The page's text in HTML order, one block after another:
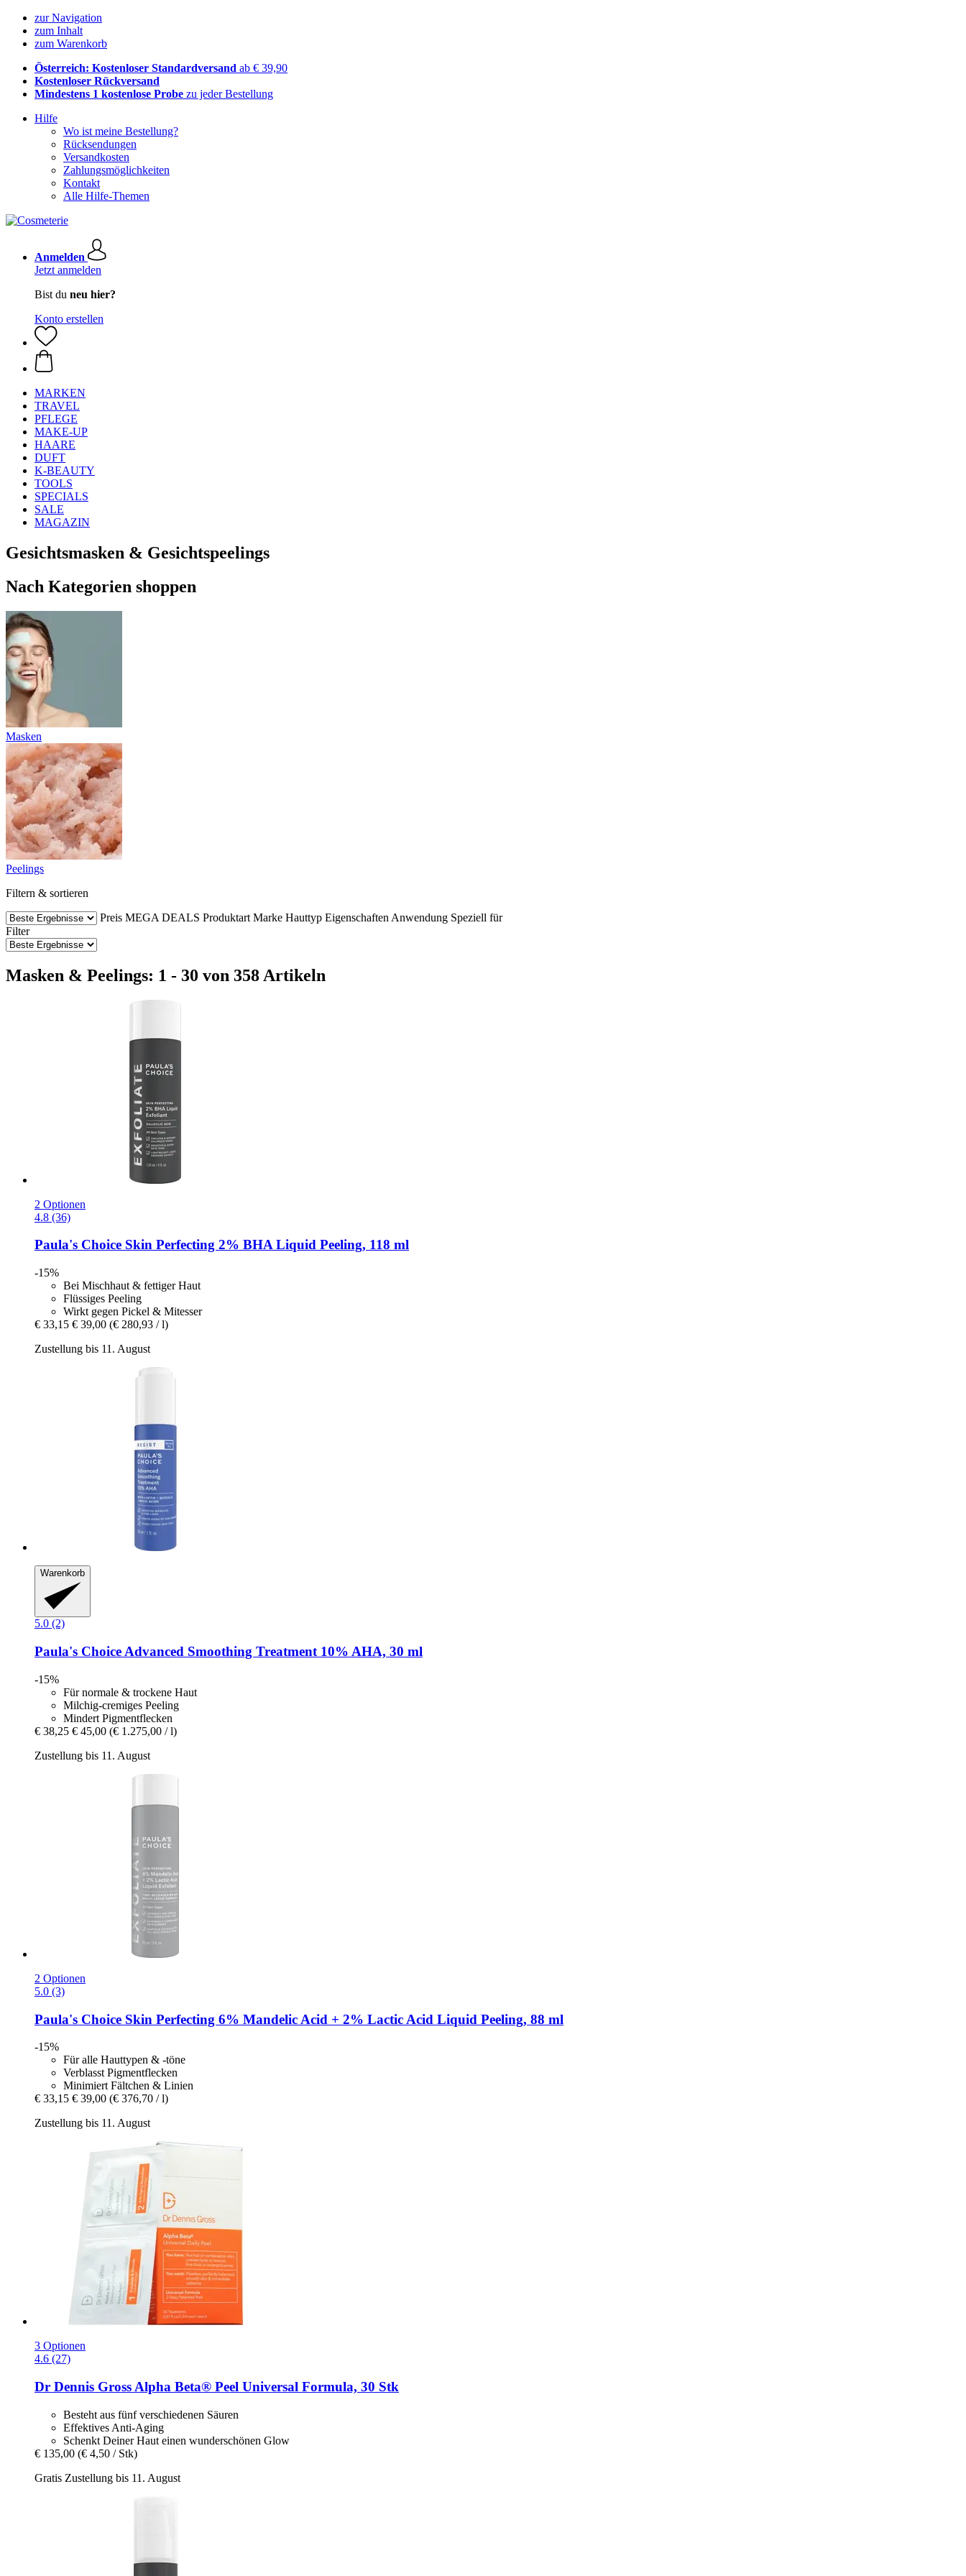
zur Navigation
zum Inhalt
zum Warenkorb
Österreich: Kostenloser Standardversand ab € 39,90
Kostenloser Rückversand
Mindestens 1 kostenlose Probe zu jeder Bestellung
Hilfe
Wo ist meine Bestellung?
Rücksendungen
Versandkosten
Zahlungsmöglichkeiten
Kontakt
Alle Hilfe-Themen
Anmelden
Jetzt anmelden
Bist du neu hier?
Konto erstellen
MARKEN
TRAVEL
PFLEGE
MAKE-UP
HAARE
DUFT
K-BEAUTY
TOOLS
SPECIALS
SALE
MAGAZIN
Gesichtsmasken & Gesichtspeelings
Nach Kategorien shoppen
Masken
Peelings
Filtern & sortieren
Preis MEGA DEALS Produktart Marke Hauttyp Eigenschaften Anwendung Speziell für
Filter
Masken & Peelings: 1 - 30 von 358 Artikeln
2 Optionen
4.8 (36)
Paula's Choice Skin Perfecting 2% BHA Liquid Peeling, 118 ml
-15%
Bei Mischhaut & fettiger Haut
Flüssiges Peeling
Wirkt gegen Pickel & Mitesser
€ 33,15 € 39,00 (€ 280,93 / l)
Zustellung bis 11. August
Warenkorb
5.0 (2)
Paula's Choice Advanced Smoothing Treatment 10% AHA, 30 ml
-15%
Für normale & trockene Haut
Milchig-cremiges Peeling
Mindert Pigmentflecken
€ 38,25 € 45,00 (€ 1.275,00 / l)
Zustellung bis 11. August
2 Optionen
5.0 (3)
Paula's Choice Skin Perfecting 6% Mandelic Acid + 2% Lactic Acid Liquid Peeling, 88 ml
-15%
Für alle Hauttypen & -töne
Verblasst Pigmentflecken
Minimiert Fältchen & Linien
€ 33,15 € 39,00 (€ 376,70 / l)
Zustellung bis 11. August
3 Optionen
4.6 (27)
Dr Dennis Gross Alpha Beta® Peel Universal Formula, 30 Stk
Besteht aus fünf verschiedenen Säuren
Effektives Anti-Aging
Schenkt Deiner Haut einen wunderschönen Glow
€ 135,00 (€ 4,50 / Stk)
Gratis Zustellung bis 11. August